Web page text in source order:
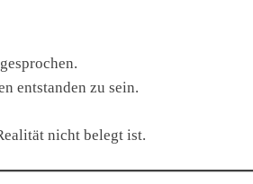
entstanden zu sein.
nicht belegt ist.